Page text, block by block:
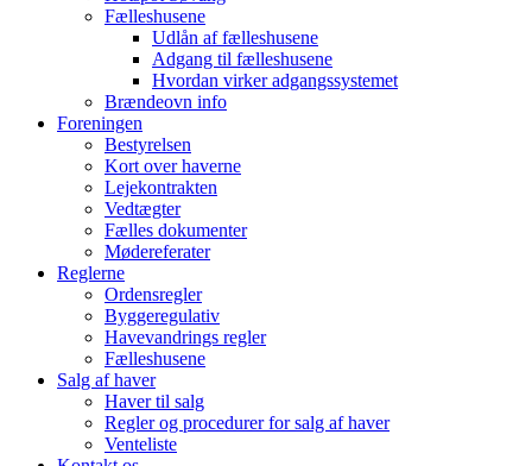
Fælleshusene
Udlån af fælleshusene
Adgang til fælleshusene
Hvordan virker adgangssystemet
Brændeovn info
Foreningen
Bestyrelsen
Kort over haverne
Lejekontrakten
Vedtægter
Fælles dokumenter
Mødereferater
Reglerne
Ordensregler
Byggeregulativ
Havevandrings regler
Fælleshusene
Salg af haver
Haver til salg
Regler og procedurer for salg af haver
Venteliste